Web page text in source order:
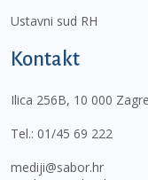
Ustavni sud RH
Kontakt
Ilica 256B, 10 000
Tel.: 01/45 69 222
mediji@sabor.hr